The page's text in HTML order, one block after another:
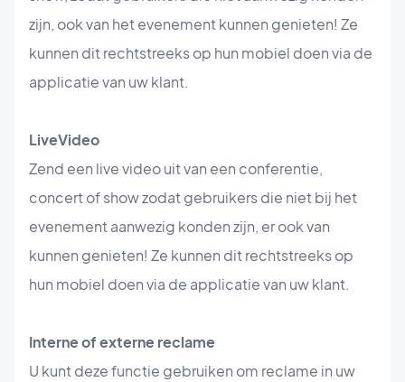
zijn, ook van het evenement kunnen genieten! Ze
kunnen dit rechtstreeks op hun mobiel doen via de
applicatie van uw klant.
LiveVideo
Zend een live video uit van een conferentie,
concert of show zodat gebruikers die niet bij het
evenement aanwezig konden zijn, er ook van
kunnen genieten! Ze kunnen dit rechtstreeks op
hun mobiel doen via de applicatie van uw klant.
Interne of externe reclame
U kunt deze functie gebruiken om reclame in uw